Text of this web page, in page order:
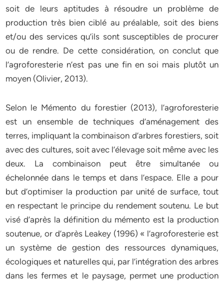
soit de leurs aptitudes à résoudre un problème de
production très bien ciblé au préalable, soit des biens
et/ou des services qu’ils sont susceptibles de procurer
ou de rendre. De cette considération, on conclut que
l’agroforesterie n’est pas une fin en soi mais plutôt un
moyen (Olivier, 2013).
Selon le Mémento du forestier (2013), l’agroforesterie
est un ensemble de techniques d’aménagement des
terres, impliquant la combinaison d’arbres forestiers, soit
avec des cultures, soit avec l’élevage soit même avec les
deux. La combinaison peut être simultanée ou
échelonnée dans le temps et dans l’espace. Elle a pour
but d’optimiser la production par unité de surface, tout
en respectant le principe du rendement soutenu. Le but
visé d’après la définition du mémento est la production
soutenue, or d’après Leakey (1996) « l’agroforesterie est
un système de gestion des ressources dynamiques,
écologiques et naturelles qui, par l’intégration des arbres
dans les fermes et le paysage, permet une production